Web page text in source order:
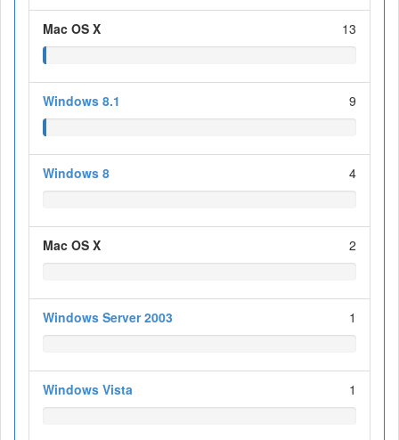
Mac OS X 13
Windows 8.1 9
Windows 8 4
Mac OS X 2
Windows Server 2003 1
Windows Vista 1